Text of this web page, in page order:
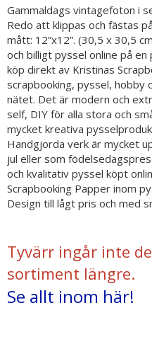
Gammaldags vintagefoton i
Redo att klippas och fästas
mått: 12”x12”. (30,5 x 30,5
och billigt pyssel online på
köp direkt av Kristinas
scrapbooking, pyssel, hobby
nätet. Det är modern och
self, DIY för alla stora och
mycket kreativa
Handgjorda verk är mycket
jul eller som
och kvalitativ pyssel köpt
Scrapbooking Papper inom
Design till lågt pris och med
Tyvärr ingår inte
sortiment längre.
Se allt inom här!